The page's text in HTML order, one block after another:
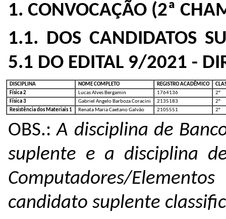
1. CONVOCAÇÃO (2ª
1.1. DOS CANDIDATOS
5.1 DO EDITAL 9/2021 -
DISCIPLINA NOME COMPLETO REGISTRO ACADÊMICO
Física 2
Lucas Alves Bergamin 1764136
2°
Física 3
Gabriel Angelo Barboza Coracini 2135183
2°
Resistência dos Materiais 1
Renata Maria Caetano Galvão 2105551 2°
OBS.: A disciplina de
suplente e a disciplina
Computadores/
candidato suplente